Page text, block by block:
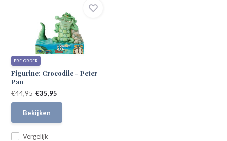
PRE ORDER
Figurine: Crocodile - Peter
Pan
Vergelijk
€44,95 €35,95
Bekijken